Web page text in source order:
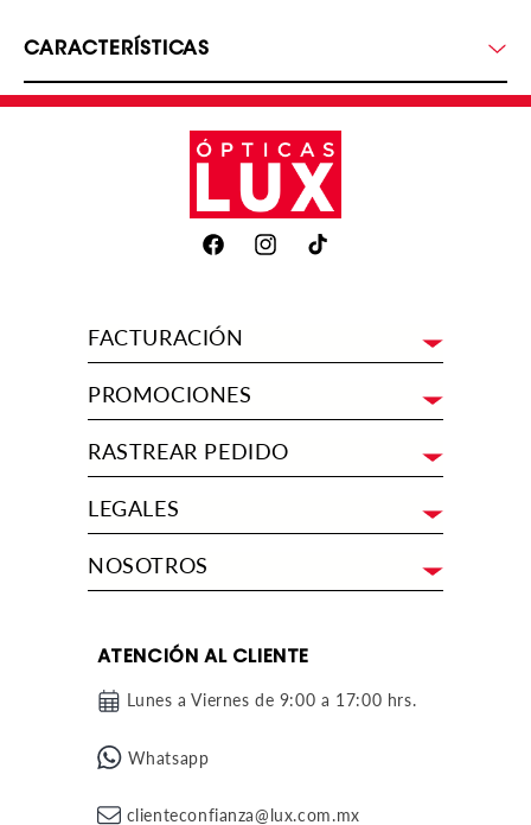
CARACTERÍSTICAS
FacebookInstagramTikTok
FACTURACIÓN
PROMOCIONES
RASTREAR PEDIDO
LEGALES
NOSOTROS
ATENCIÓN AL CLIENTE
Lunes a Viernes de 9:00 a 17:00 hrs.
Whatsapp
clienteconfianza@lux.com.mx